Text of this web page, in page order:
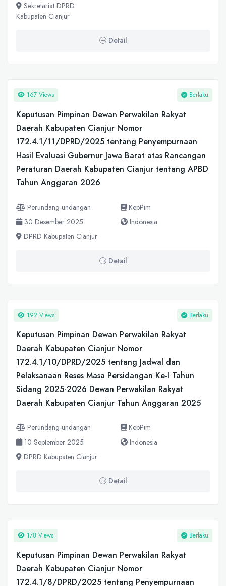
Sekretariat DPRD
Kabupaten Cianjur
Detail
167 Views Berlaku
Keputusan Pimpinan Dewan Perwakilan Rakyat
Daerah Kabupaten Cianjur Nomor
172.4.1/11/DPRD/2025 tentang Penyempurnaan
Hasil Evaluasi Gubernur Jawa Barat atas Rancangan
Peraturan Daerah Kabupaten Cianjur tentang APBD
Tahun Anggaran 2026
Perundang-undangan
KepPim
30 Desember 2025
Indonesia
DPRD Kabupaten Cianjur
Detail
192 Views Berlaku
Keputusan Pimpinan Dewan Perwakilan Rakyat
Daerah Kabupaten Cianjur Nomor
172.4.1/10/DPRD/2025 tentang Jadwal dan
Pelaksanaan Reses Masa Persidangan Ke-I Tahun
Sidang 2025-2026 Dewan Perwakilan Rakyat
Daerah Kabupaten Cianjur Tahun Anggaran 2025
Perundang-undangan
KepPim
10 September 2025
Indonesia
DPRD Kabupaten Cianjur
Detail
178 Views Berlaku
Keputusan Pimpinan Dewan Perwakilan Rakyat
Daerah Kabupaten Cianjur Nomor
172.4.1/8/DPRD/2025 tentang Penyempurnaan